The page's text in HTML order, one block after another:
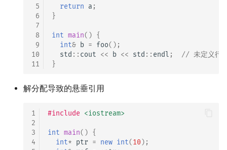
5
6
7
8
9
10
11
return a ;
}
int main() {
int& b = foo();
std :: cout << b << std :: endl ;
// 未定义行
}
解分配导致的悬垂引用
1
2
3
4
#include <iostream>
int main() {
int* ptr = new int(10);